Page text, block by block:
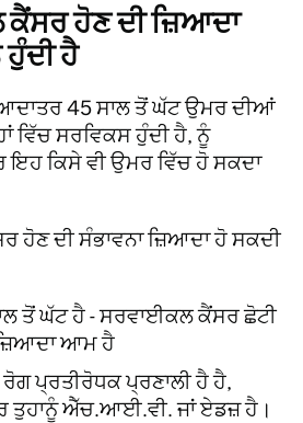
ਹੋਣ ਦੀ ਜ਼ਿਆਦਾ
ਹੁੰਦੀ ਹੈ
45 ਸਾਲ ਤੋਂ ਘੱਟ ਉਮਰ ਦੀਆਂ
ਵਿੱਚ ਸਰਵਿਕਸ ਹੁੰਦੀ ਹੈ, ਨੂੰ
ਇਹ ਕਿਸੇ ਵੀ ਉਮਰ ਵਿੱਚ ਹੋ ਸਕਦਾ
ਹੋਣ ਦੀ ਸੰਭਾਵਨਾ ਜ਼ਿਆਦਾ ਹੋ ਸਕਦੀ
ਤੋਂ ਘੱਟ ਹੈ - ਸਰਵਾਈਕਲ ਕੈਂਸਰ ਛੋਟੀ
ਆਮ ਹੈ
ਪ੍ਰਤੀਰੋਧਕ ਪ੍ਰਣਾਲੀ ਹੈ ਹੈ,
ਤੁਹਾਨੂੰ ਐੱਚ.ਆਈ.ਵੀ. ਜਾਂ ਏਡਜ਼ ਹੈ।